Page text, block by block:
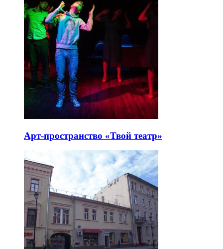
Арт-пространство «Твой театр»